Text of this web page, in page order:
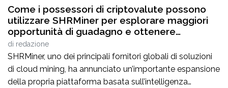
Come i possessori di criptovalute possono
utilizzare SHRMiner per esplorare maggiori
opportunità di guadagno e ottenere
facilmente un aumento giornaliero del 4%
dei propri asset digitali
di redazione
SHRMiner, uno dei principali fornitori globali di soluzioni
di cloud mining, ha annunciato un’importante espansione
della propria piattaforma basata sull’intelligenza